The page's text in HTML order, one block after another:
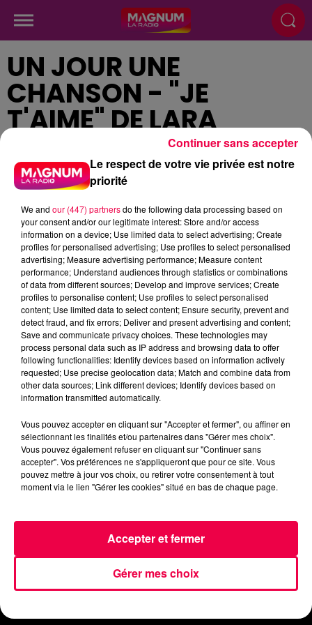
UN JOUR UNE
CHANSON - "JE
T'AIME" DE LARA
podcasts/2024/02/Un-jour-une-chanson-du-
mercredi-14-fevrier.mp3
ACCUEIL INFOS
EMISSIONS
AGENDA
JEUX
PODCASTS
CINÉMA
DIRECT VIDÉO
MAGNUM 80
NOUS CONTACTER
Le respect de votre vie privée est notre
priorité
We and our (447) partnersdo the following data processing based on
your consent and/or our legitimate interest: Store and/or access
information on a device; Use limited data to select advertising; Create
profiles for personalised advertising; Use profiles to select personalised
advertising; Measure advertising performance; Measure content
performance; Understand audiences through statistics or combinations
of data from different sources; Develop and improve services; Create
profiles to personalise content; Use profiles to select personalised
content; Use limited data to select content; Ensure security, prevent and
detect fraud, and fix errors; Deliver and present advertising and content;
Save and communicate privacy choices. These technologies may
process personal data such as IP address and browsing data to offer
following functionalities: Identify devices based on information actively
requested; Use precise geolocation data; Match and combine data from
other data sources; Link different devices; Identify devices based on
information transmitted automatically.
Vous pouvez accepter en cliquant sur "Accepter et fermer", ou affiner en
sélectionnant les finalités et/ou partenaires dans "Gérer mes choix".
Vous pouvez également refuser en cliquant sur "Continuer sans
accepter". Vos préférences ne s'appliqueront que pour ce site. Vous
pouvez mettre à jour vos choix, ou retirer votre consentement à tout
moment via le lien "Gérer les cookies" situé en bas de chaque page.
Gérer mes choix
Accepter et fermer
Continuer sans accepter